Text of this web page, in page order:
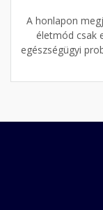
A honlapon
életmód csak
egészségügyi